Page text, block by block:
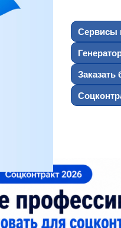
Сервисы
Заказать